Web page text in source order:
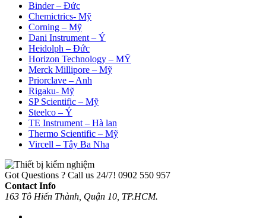
Binder – Đức
Chemictrics- Mỹ
Corning – Mỹ
Dani Instrument – Ý
Heidolph – Đức
Horizon Technology – MỸ
Merck Millipore – Mỹ
Priorclave – Anh
Rigaku- Mỹ
SP Scientific – Mỹ
Steelco – Ý
TE Instrument – Hà lan
Thermo Scientific – Mỹ
Vircell – Tây Ba Nha
Got Questions ? Call us 24/7! 0902 550 957
Contact Info
163 Tô Hiến Thành, Quận 10, TP.HCM.